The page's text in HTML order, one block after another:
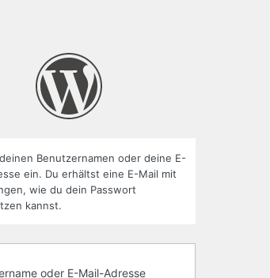
Benutzernamen oder deine E-
ein. Du erhältst eine E-Mail mit
wie du dein Passwort
kannst.
oder E-Mail-Adresse